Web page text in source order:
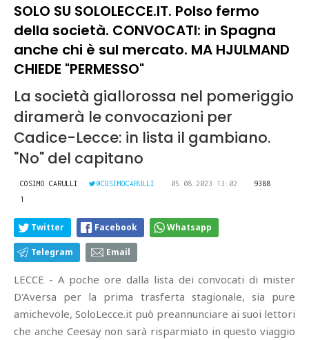
SOLO SU SOLOLECCE.IT. Polso fermo
della società. CONVOCATI: in Spagna
anche chi è sul mercato. MA HJULMAND
CHIEDE "PERMESSO"
La società giallorossa nel pomeriggio
diramerà le convocazioni per
Cadice-Lecce: in lista il gambiano.
"No" del capitano
COSIMO CARULLI @COSIMOCARULLI 05.08.2023 13:02
9388
1
Twitter Facebook Whatsapp
Telegram Email
LECCE - A poche ore dalla lista dei convocati di mister
D'Aversa per la prima trasferta stagionale, sia pure
amichevole, SoloLecce.it può preannunciare ai suoi lettori
che anche Ceesay non sarà risparmiato in questo viaggio